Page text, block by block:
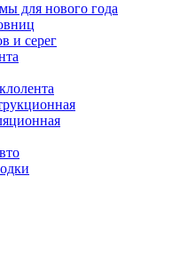
для нового года
и серег